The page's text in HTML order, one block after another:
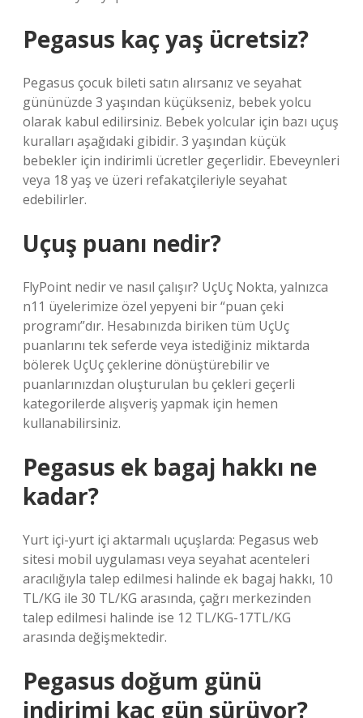
Pegasus kaç yaş ücretsiz?
Pegasus çocuk bileti satın alırsanız ve seyahat
gününüzde 3 yaşından küçükseniz, bebek yolcu
olarak kabul edilirsiniz. Bebek yolcular için bazı uçuş
kuralları aşağıdaki gibidir. 3 yaşından küçük
bebekler için indirimli ücretler geçerlidir. Ebeveynleri
veya 18 yaş ve üzeri refakatçileriyle seyahat
edebilirler.
Uçuş puanı nedir?
FlyPoint nedir ve nasıl çalışır? UçUç Nokta, yalnızca
n11 üyelerimize özel yepyeni bir “puan çeki
programı”dır. Hesabınızda biriken tüm UçUç
puanlarını tek seferde veya istediğiniz miktarda
bölerek UçUç çeklerine dönüştürebilir ve
puanlarınızdan oluşturulan bu çekleri geçerli
kategorilerde alışveriş yapmak için hemen
kullanabilirsiniz.
Pegasus ek bagaj hakkı ne
kadar?
Yurt içi-yurt içi aktarmalı uçuşlarda: Pegasus web
sitesi mobil uygulaması veya seyahat acenteleri
aracılığıyla talep edilmesi halinde ek bagaj hakkı, 10
TL/KG ile 30 TL/KG arasında, çağrı merkezinden
talep edilmesi halinde ise 12 TL/KG-17TL/KG
arasında değişmektedir.
Pegasus doğum günü
indirimi kaç gün sürüyor?